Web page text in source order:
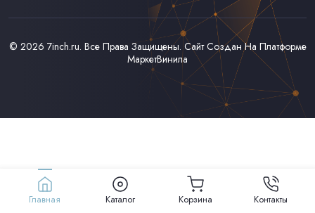
© 2026 7inch.ru. Все Права Защищены. Сайт Создан На Платформе
МаркетВинила
Главная Каталог Корзина Контакты